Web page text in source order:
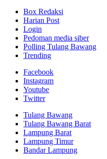
Box Redaksi
Harian Post
Login
Pedoman media siber
Polling Tulang Bawang
Trending
Facebook
Instagram
Youtube
Twitter
Tulang Bawang
Tulang Bawang Barat
Lampung Barat
Lampung Timur
Bandar Lampung